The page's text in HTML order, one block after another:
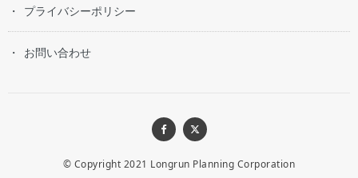
プライバシーポリシー
お問い合わせ
© Copyright 2021 Longrun Planning Corporation